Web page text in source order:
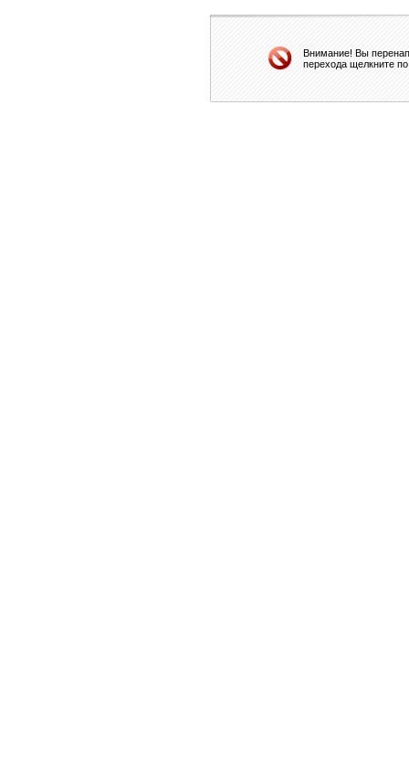
Внимание! Вы
перехода щелкните